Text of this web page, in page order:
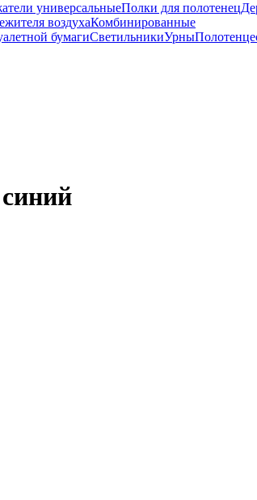
универсальныеПолки для полотенец
воздухаКомбинированные
бумагиСветильникиУрны